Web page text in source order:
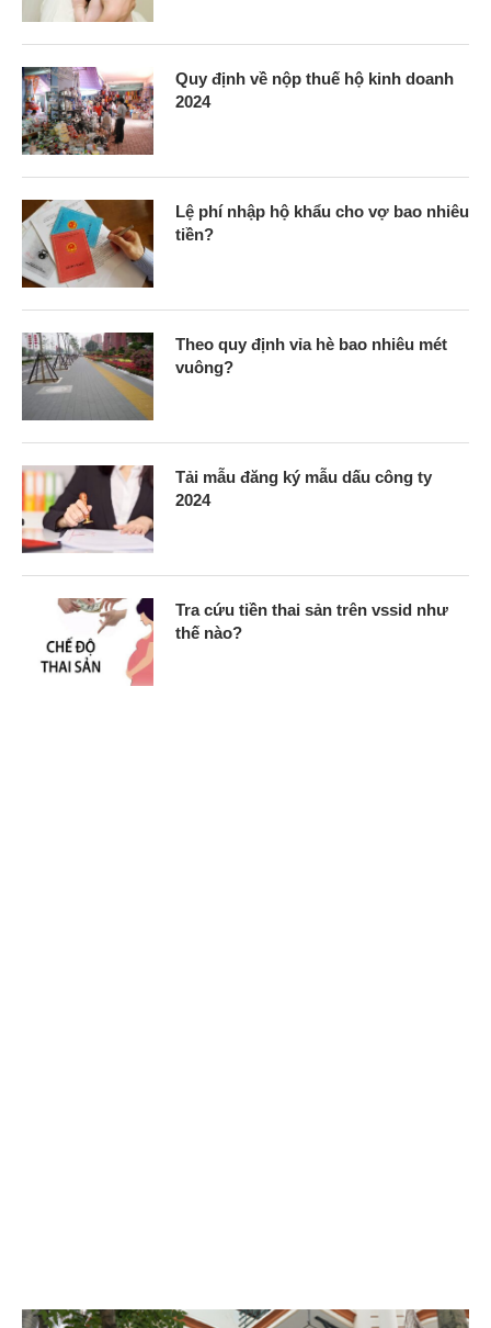
Quy định về nộp thuế hộ kinh doanh
2024
Lệ phí nhập hộ khẩu cho vợ bao nhiêu
tiền?
Theo quy định vỉa hè bao nhiêu mét
vuông?
Tải mẫu đăng ký mẫu dấu công ty
2024
Tra cứu tiền thai sản trên vssid như
thế nào?